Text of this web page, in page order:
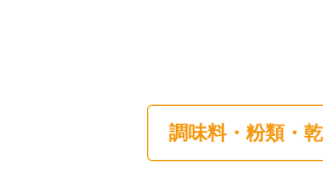
調味料・粉類・